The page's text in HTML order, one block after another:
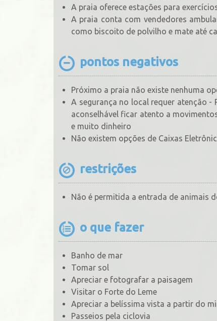
A praia oferece estações para
A praia conta com vendedores
como biscoito de polvilho e mate até
pontos negativos
Próximo a praia não existe nenhuma
A segurança no local requer atenção
aconselhável ficar atento a
e muito dinheiro
Não existem opções de Caixas
restrições
Não é permitida a entrada de animais
o que fazer
Banho de mar
Tomar sol
Apreciar e fotografar a paisagem
Visitar o Forte do Leme
Apreciar a belíssima vista a partir do
Passeios pela ciclovia